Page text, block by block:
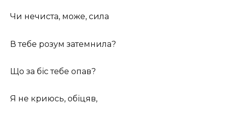
Чи нечиста, може, сила
В тебе розум затемнила?
Що за біс тебе опав?
Я не криюсь, обіцяв,